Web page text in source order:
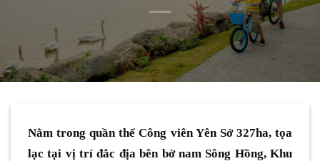
Nằm trong quần thể Công viên Yên Sở 327ha, tọa
lạc tại vị trí đắc địa bên bờ nam Sông Hồng, Khu